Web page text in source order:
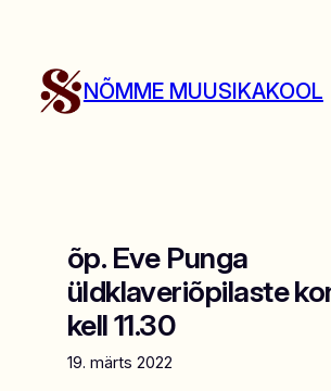
juurde
NÕMME MUUSIKAKOOL
õp. Eve Punga
üldklaveriõpilaste
kell 11.30
19. märts 2022